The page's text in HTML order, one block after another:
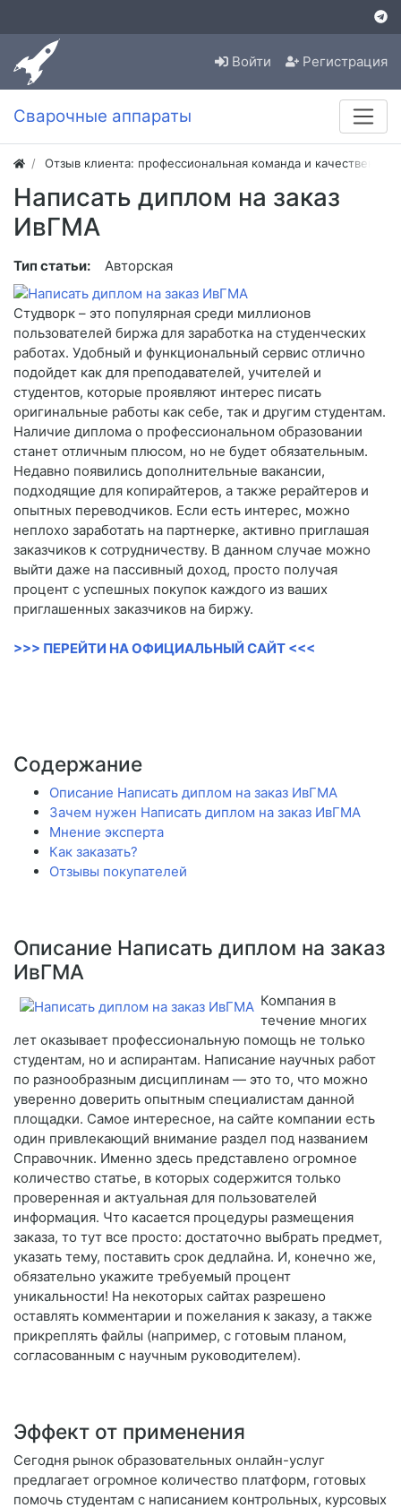
Войти Регистрация
Сварочные аппараты
Отзыв клиента: профессиональная команда и
Написать диплом на заказ
ИвГМА
Тип статьи: Авторская
Студворк – это популярная среди миллионов
пользователей биржа для заработка на студенческих
работах. Удобный и функциональный сервис отлично
подойдет как для преподавателей, учителей и
студентов, которые проявляют интерес писать
оригинальные работы как себе, так и другим студентам.
Наличие диплома о профессиональном образовании
станет отличным плюсом, но не будет обязательным.
Недавно появились дополнительные вакансии,
подходящие для копирайтеров, а также рерайтеров и
опытных переводчиков. Если есть интерес, можно
неплохо заработать на партнерке, активно приглашая
заказчиков к сотрудничеству. В данном случае можно
выйти даже на пассивный доход, просто получая
процент с успешных покупок каждого из ваших
приглашенных заказчиков на биржу.
>>> ПЕРЕЙТИ НА ОФИЦИАЛЬНЫЙ САЙТ <<<
Содержание
Описание Написать диплом на заказ ИвГМА
Зачем нужен Написать диплом на заказ ИвГМА
Мнение эксперта
Как заказать?
Отзывы покупателей
Описание Написать диплом на заказ
ИвГМА
Компания в
течение многих
лет оказывает профессиональную помощь не только
студентам, но и аспирантам. Написание научных работ
по разнообразным дисциплинам — это то, что можно
уверенно доверить опытным специалистам данной
площадки. Самое интересное, на сайте компании есть
один привлекающий внимание раздел под названием
Справочник. Именно здесь представлено огромное
количество статье, в которых содержится только
проверенная и актуальная для пользователей
информация. Что касается процедуры размещения
заказа, то тут все просто: достаточно выбрать предмет,
указать тему, поставить срок дедлайна. И, конечно же,
обязательно укажите требуемый процент
уникальности! На некоторых сайтах разрешено
оставлять комментарии и пожелания к заказу, а также
прикреплять файлы (например, с готовым планом,
согласованным с научным руководителем).
Эффект от применения
Сегодня рынок образовательных онлайн-услуг
предлагает огромное количество платформ, готовых
помочь студентам с написанием контрольных, курсовых